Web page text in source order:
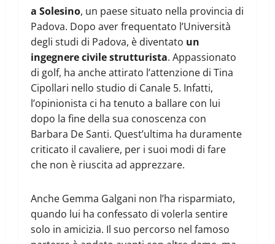
a Solesino, un paese situato nella provincia di
Padova. Dopo aver frequentato l’Università
degli studi di Padova, è diventato un
ingegnere civile strutturista. Appassionato
di golf, ha anche attirato l’attenzione di Tina
Cipollari nello studio di Canale 5. Infatti,
l’opinionista ci ha tenuto a ballare con lui
dopo la fine della sua conoscenza con
Barbara De Santi. Quest’ultima ha duramente
criticato il cavaliere, per i suoi modi di fare
che non è riuscita ad apprezzare.
Anche Gemma Galgani non l’ha risparmiato,
quando lui ha confessato di volerla sentire
solo in amicizia. Il suo percorso nel famoso